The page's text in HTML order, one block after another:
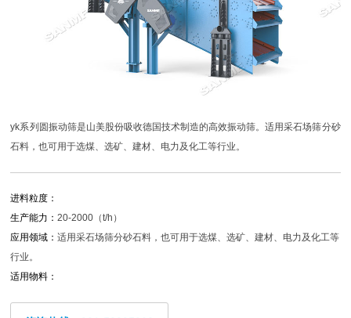
yk系列圆振动筛是山美股份吸收德国技术制造的高效振动筛。适用采石场筛分砂
石料，也可用于选煤、选矿、建材、电力及化工等行业。
进料粒度：
生产能力：20-2000（t/h）
应用领域：适用采石场筛分砂石料，也可用于选煤、选矿、建材、电力及化工等
行业。
适用物料：